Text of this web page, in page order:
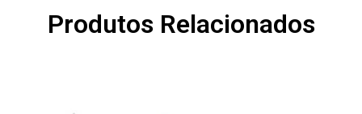
Produtos Relacionados